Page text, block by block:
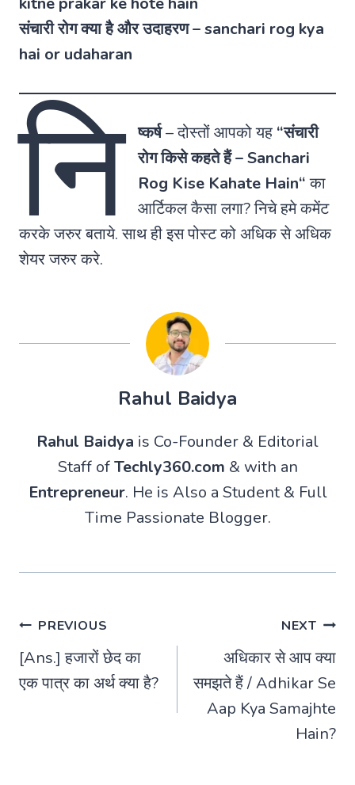
संचारी रोग क्या है और उदाहरण – sanchari rog kya
hai or udaharan
नि ष्कर्ष–दोस्तों आपको यह “संचारी
रोग किसे कहते हैं –Sanchari
Rog Kise Kahate Hain“का
आर्टिकल कैसा लगा? निचे हमे कमेंट
करके जरुर बताये. साथ ही इस पोस्ट को अधिक से अधिक
शेयर जरुर करे.
Rahul Baidya
Rahul Baidya is Co-Founder & Editorial
Staff ofTechly360.com & with an
Entrepreneur. He is Also a Student & Full
Time Passionate Blogger.
Post
navigation
PREVIOUS
[Ans.] हजारों छेद का
एक पात्र का अर्थ क्या है?
NEXT
अधिकार से आप क्या
समझते हैं / Adhikar Se
Aap Kya Samajhte
Hain?